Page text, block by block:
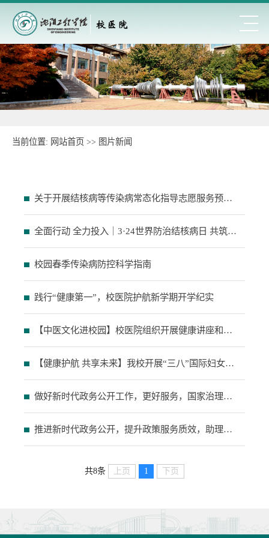
当前位置: 网站首页 >> 图片新闻
关于开展结核病等传染病常态化指导志愿服务预约公告
全面行动 全力投入｜3·24世界防治结核病日 共筑校园无“核”防线
校园春季传染病防控科学指南
践行“健康第一”，校医院护航新学期开学纪实
【中医文化进校园】校医院组织开展健康讲座和义诊活动
【健康护航 共享未来】我校开展“三八”国际妇女节健康讲座与义诊活动
做好新时代政务公开工作，更好服务，国家治理体系和治理能力现代化
推进新时代政务公开，提升政策服务质效，助理攻坚之年攻坚之战
共8条 上页 1 下页